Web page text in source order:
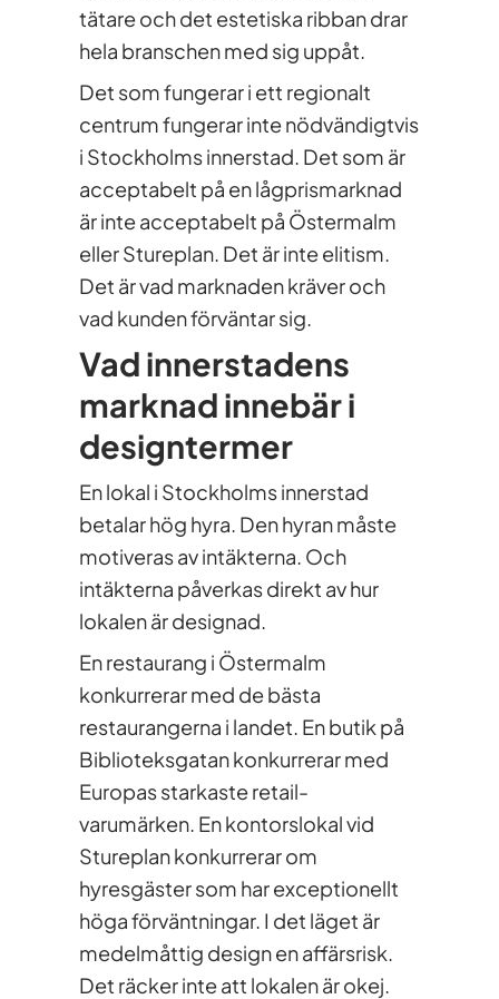
tätare och det estetiska ribban drar
hela branschen med sig uppåt.
Det som fungerar i ett regionalt
centrum fungerar inte nödvändigtvis
i Stockholms innerstad. Det som är
acceptabelt på en lågprismarknad
är inte acceptabelt på Östermalm
eller Stureplan. Det är inte elitism.
Det är vad marknaden kräver och
vad kunden förväntar sig.
Vad innerstadens
marknad innebär i
designtermer
En lokal i Stockholms innerstad
betalar hög hyra. Den hyran måste
motiveras av intäkterna. Och
intäkterna påverkas direkt av hur
lokalen är designad.
En restaurang i Östermalm
konkurrerar med de bästa
restaurangerna i landet. En butik på
Biblioteksgatan konkurrerar med
Europas starkaste retail-
varumärken. En kontorslokal vid
Stureplan konkurrerar om
hyresgäster som har exceptionellt
höga förväntningar. I det läget är
medelmåttig design en affärsrisk.
Det räcker inte att lokalen är okej.